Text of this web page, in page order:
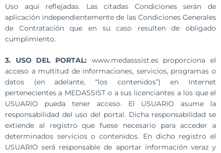
Uso aquí reflejadas. Las citadas Condiciones serán de
aplicación independientemente de las Condiciones Generales
de Contratación que en su caso resulten de obligado
cumplimiento.
3. USO DEL PORTAL: www.medasssist.es proporciona el
acceso a multitud de informaciones, servicios, programas o
datos (en adelante, “los contenidos”) en Internet
pertenecientes a MEDASSIST o a sus licenciantes a los que el
USUARIO pueda tener acceso. El USUARIO asume la
responsabilidad del uso del portal. Dicha responsabilidad se
extiende al registro que fuese necesario para acceder a
determinados servicios o contenidos. En dicho registro el
USUARIO será responsable de aportar información veraz y